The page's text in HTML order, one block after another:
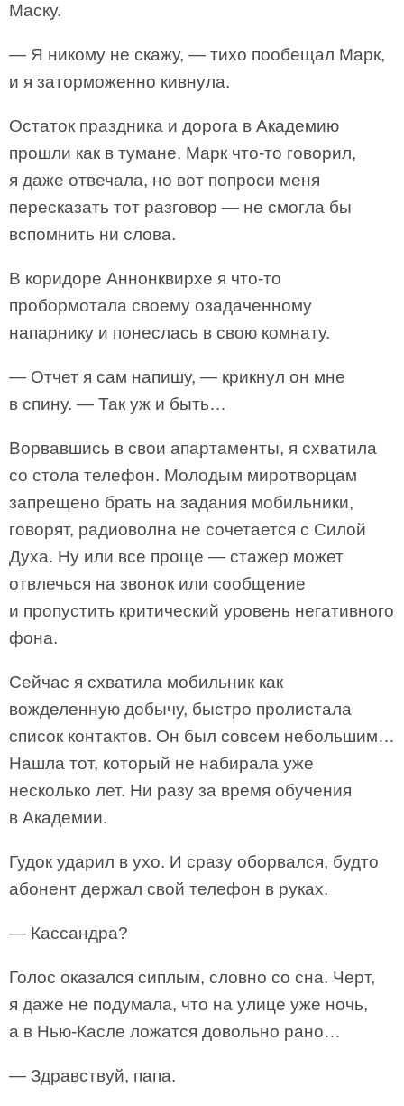
Маску.
— Я никому не скажу, — тихо пообещал Марк,
и я заторможенно кивнула.
Остаток праздника и дорога в Академию
прошли как в тумане. Марк что-то говорил,
я даже отвечала, но вот попроси меня
пересказать тот разговор — не смогла бы
вспомнить ни слова.
В коридоре Аннонквирхе я что-то
пробормотала своему озадаченному
напарнику и понеслась в свою комнату.
— Отчет я сам напишу, — крикнул он мне
в спину. — Так уж и быть…
Ворвавшись в свои апартаменты, я схватила
со стола телефон. Молодым миротворцам
запрещено брать на задания мобильники,
говорят, радиоволна не сочетается с Силой
Духа. Ну или все проще — стажер может
отвлечься на звонок или сообщение
и пропустить критический уровень негативного
фона.
Сейчас я схватила мобильник как
вожделенную добычу, быстро пролистала
список контактов. Он был совсем небольшим…
Нашла тот, который не набирала уже
несколько лет. Ни разу за время обучения
в Академии.
Гудок ударил в ухо. И сразу оборвался, будто
абонент держал свой телефон в руках.
— Кассандра?
Голос оказался сиплым, словно со сна. Черт,
я даже не подумала, что на улице уже ночь,
а в Нью-Касле ложатся довольно рано…
— Здравствуй, папа.